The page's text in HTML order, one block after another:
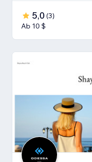
5,0 (3)
Ab 10 $